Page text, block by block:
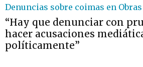
Denuncias sobre coimas en
“Hay que denunciar con
hacer acusaciones
políticamente”